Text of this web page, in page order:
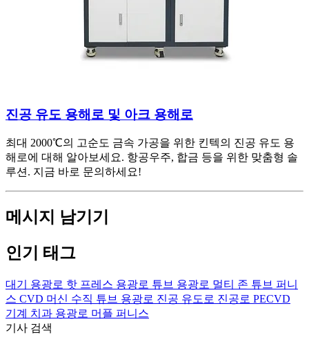
진공 유도 용해로 및 아크 용해로
최대 2000℃의 고순도 금속 가공을 위한 킨텍의 진공 유도 용
해로에 대해 알아보세요. 항공우주, 합금 등을 위한 맞춤형 솔
루션. 지금 바로 문의하세요!
메시지 남기기
인기 태그
대기 용광로 핫 프레스 용광로 튜브 용광로 멀티 존 튜브 퍼니
스 CVD 머신 수직 튜브 용광로 진공 유도로 진공로 PECVD
기계 치과 용광로 머플 퍼니스
기사 검색